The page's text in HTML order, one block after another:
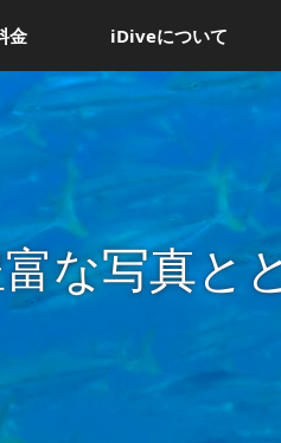
金 iDiveについて
な写真と